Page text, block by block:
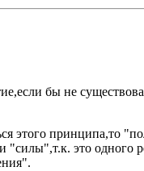
бы не
этого принципа,то
это одного